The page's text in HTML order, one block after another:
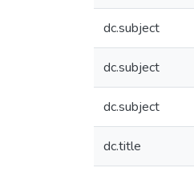
dc.subject
dc.subject
dc.subject
dc.title